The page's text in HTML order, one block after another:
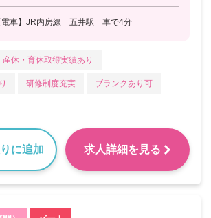
電車】JR内房線 五井駅 車で4分
産休・育休取得実績あり
研修制度充実 ブランクあり可
に追加 求人詳細を見る